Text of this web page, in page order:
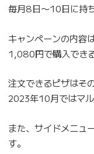
毎月8日〜10日に持
キャンペーンの内容
1,080円で購入でき
注文できるピザはそ
2023年10月ではマル
また、サイドメニュ
す。